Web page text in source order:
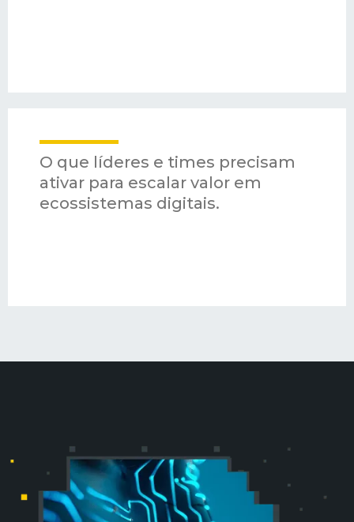
O que líderes e times precisam
ativar para escalar valor em
ecossistemas digitais.